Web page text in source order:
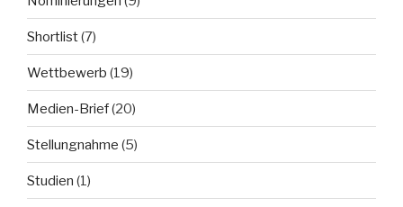
Shortlist(7)
Wettbewerb (19)
Medien-Brief(20)
Stellungnahme (5)
Studien (1)